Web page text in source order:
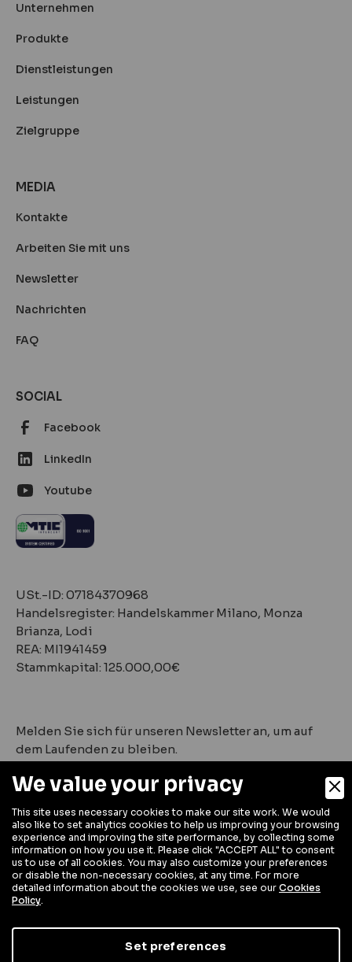
Unternehmen
Produkte
Dienstleistungen
Leistungen
Zielgruppe
MEDIA
Kontakte
Arbeiten Sie mit uns
Newsletter
Nachrichten
FAQ
SOCIAL
Facebook
LinkedIn
Youtube
‍‍USt.-ID: 07184370968
Handelsregister: Handelskammer Milano, Monza
Brianza, Lodi
REA: MI1941459
Stammkapital: 125.000,00€
Melden Sie sich für unseren Newsletter an, um auf
dem Laufenden zu bleiben.
Digital Marketing
We value your privacy
This site uses necessary cookies to make our site work. We would
also like to set analytics cookies to help us improving your browsing
experience and improving the site performance, by collecting some
information on how you use it. Please click "ACCEPT ALL" to consent
us to use of all cookies. You may also customize your preferences
or disable the non-necessary cookies, at any time. For more
detailed information about the cookies we use, see our Cookies
Policy.
Set preferences